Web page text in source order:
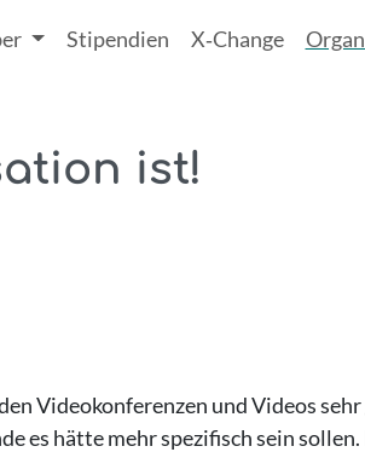
Stipendien X‑Change
ist!
Videokonferenzen und Videos
es hätte mehr spezifisch sein